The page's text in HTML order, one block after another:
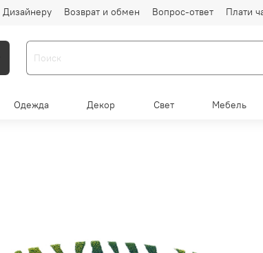
Дизайнеру Возврат и обмен Вопрос-ответ Плати
Одежда Декор Свет Мебель